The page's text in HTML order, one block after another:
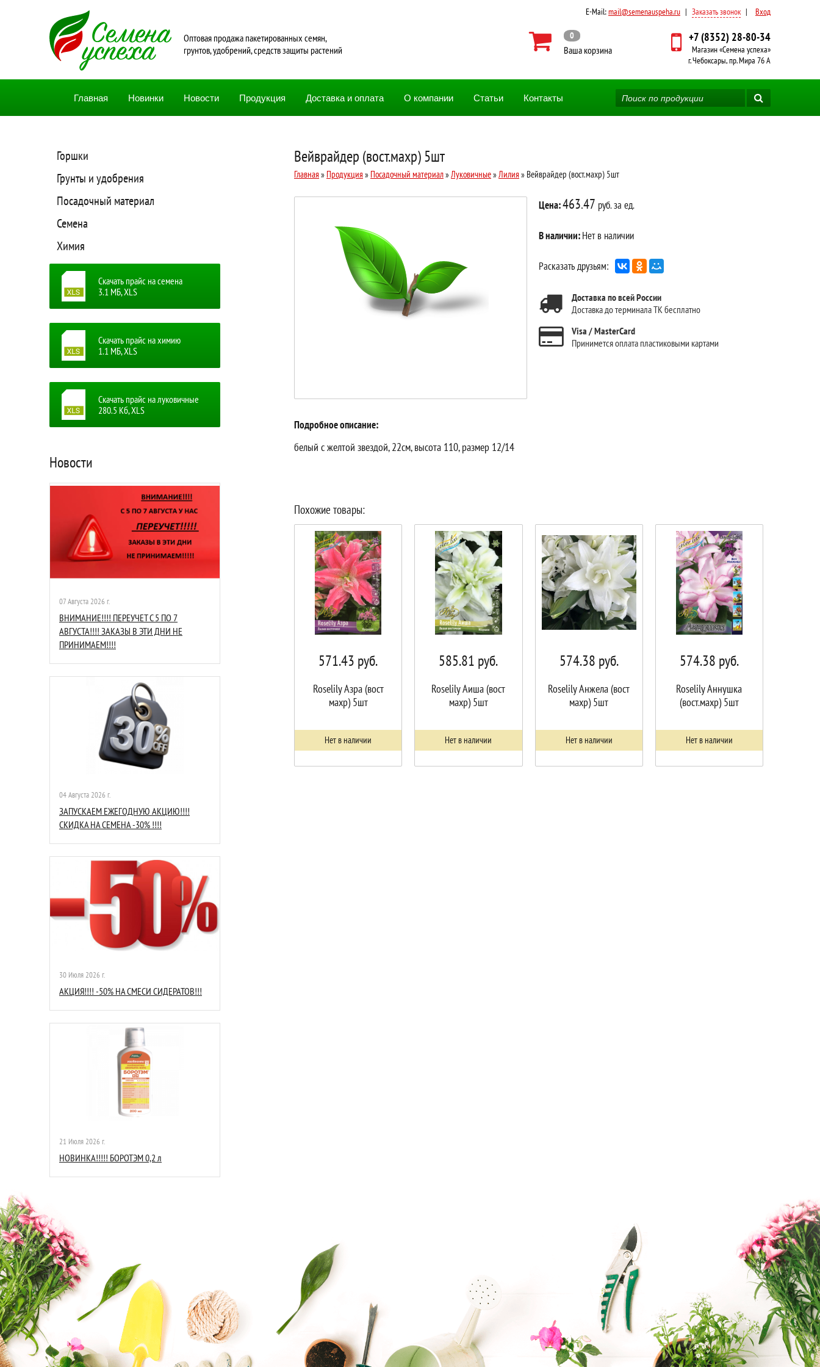
E-Mail:mail@semenauspeha.ru | Заказать звонок | Вход
Oптовая продажа пакетированных семян,
грунтов, удобрений, средств защиты растений
0
Ваша корзина
+7 (8352) 28-80-34
Магазин «Семена успеха»
г. Чебоксары, пр. Мира 76 А
Главная Новинки Новости Продукция Доставка и оплата О компании Статьи Контакты
Горшки
Грунты и удобрения
Посадочный материал
Семена
Химия
Скачать прайс на семена
3.1 MБ, XLS
Скачать прайс на химию
1.1 MБ, XLS
Скачать прайс на луковичные
280.5 Кб, XLS
Новости
07 Августа 2026 г.
ВНИМАНИЕ!!!! ПЕРЕУЧЕТ С 5 ПО 7
АВГУСТА!!!! ЗАКАЗЫ В ЭТИ ДНИ НЕ
ПРИНИМАЕМ!!!!
04 Августа 2026 г.
ЗАПУСКАЕМ ЕЖЕГОДНУЮ АКЦИЮ!!!!
СКИДКА НА СЕМЕНА -30% !!!!
30 Июля 2026 г.
АКЦИЯ!!!! -50% НА СМЕСИ СИДЕРАТОВ!!!
21 Июля 2026 г.
НОВИНКА!!!!! БОРОТЭМ 0,2 л
Вейврайдер (вост.махр) 5шт
Главная » Продукция » Посадочный материал» Луковичные» Лилия » Вейврайдер (вост.махр) 5шт
Цена:463.47 руб. за ед.
В наличии:Нет в наличии
Расказать друзьям:
Доставка по всей России
Доставка до терминала ТК бесплатно
Visa / MasterCard
Принимется оплата пластиковыми картами
Подробное описание:
белый с желтой звездой, 22см, высота 110, размер 12/14
Похожие товары:
571.43 руб.
Roselily Азра (вост
махр) 5шт
Нет в наличии
585.81 руб.
Roselily Аиша (вост
махр) 5шт
Нет в наличии
574.38 руб.
Roselily Анжела (вост
махр) 5шт
Нет в наличии
574.38 руб.
Roselily Аннушка
(вост.махр) 5шт
Нет в наличии